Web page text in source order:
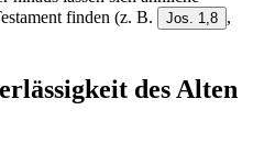
finden (z. B.
Jos. 1,8 ,
des Alten